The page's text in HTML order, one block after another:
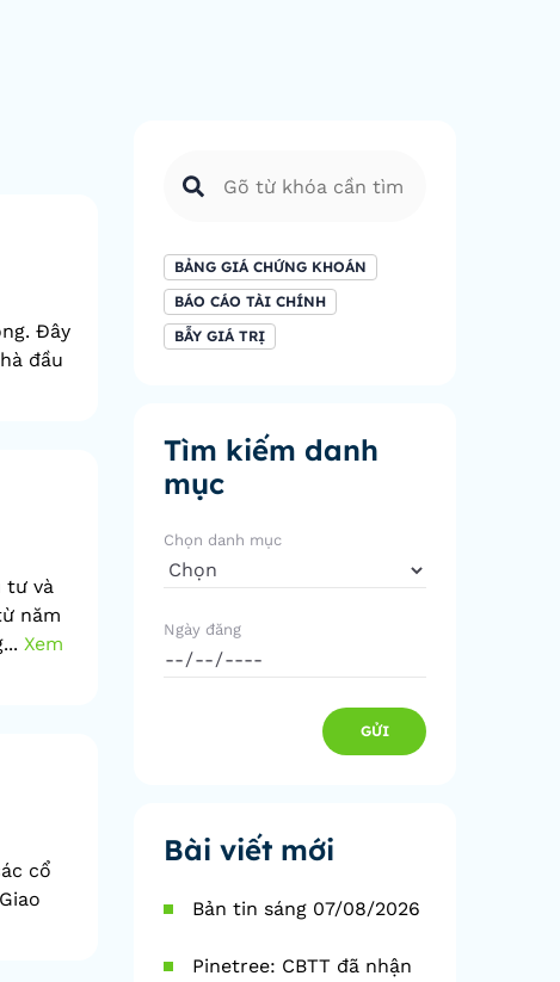
Đây
đầu
tư và
năm
Xem
cổ
BẢNG GIÁ CHỨNG KHOÁN
BÁO CÁO TÀI CHÍNH
BẪY GIÁ TRỊ
Tìm kiếm danh
mục
Chọn danh mục
Ngày đăng
GỬI
Bài viết mới
Bản tin sáng 07/08/2026
Pinetree: CBTT đã nhận